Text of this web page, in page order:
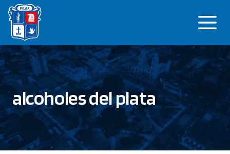
Saltar
contenido
alcoholes del plata